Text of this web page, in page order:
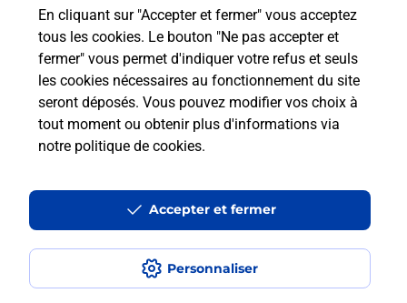
En cliquant sur "Accepter et fermer" vous acceptez
tous les cookies. Le bouton "Ne pas accepter et
fermer" vous permet d'indiquer votre refus et seuls
les cookies nécessaires au fonctionnement du site
seront déposés. Vous pouvez modifier vos choix à
tout moment ou obtenir plus d'informations via
notre politique de cookies.
Personnaliser
Accepter et fermer
Comment fonctionne la
téléassistance classique ?
Comment est installée la
téléassistance classique ?